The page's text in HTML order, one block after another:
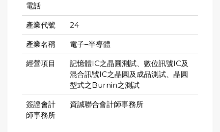
電話
產業代號 24
產業名稱 電子–半導體
經營項目
記憶體IC之晶圓測試、數位訊號IC及
混合訊號IC之晶圓及成品測試、晶圓
型式之Burnin之測試
簽證會計
師事務所
資誠聯合會計師事務所